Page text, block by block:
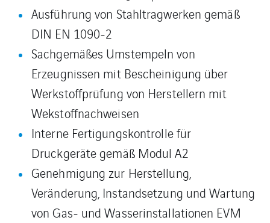
Ausführung von Stahltragwerken gemäß
DIN EN 1090-2
Sachgemäßes Umstempeln von
Erzeugnissen mit Bescheinigung über
Werkstoffprüfung von Herstellern mit
Wekstoffnachweisen
Interne Fertigungskontrolle für
Druckgeräte gemäß Modul A2
Genehmigung zur Herstellung,
Veränderung, Instandsetzung und Wartung
von Gas- und Wasserinstallationen EVM